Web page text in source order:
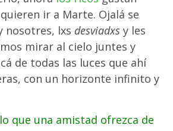
ir a Marte. Ojalá se
nosotres, lxs desviadxs y les
mirar al cielo juntes y
de todas las luces que ahí
con un horizonte infinito y
que una amistad ofrezca de